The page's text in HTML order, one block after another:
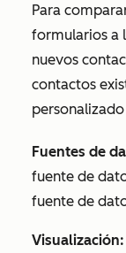
Para
formularios a
nuevos
contactos
Fuentes de
fuente de
fuente de
Visualización: